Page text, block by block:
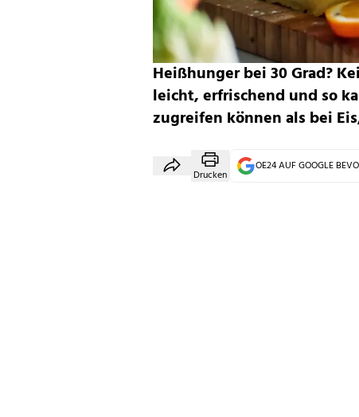
Heißhunger bei 30 Grad?
leicht, erfrischend und so
zugreifen können als bei
Drucken
OE24 AUF GOOGLE